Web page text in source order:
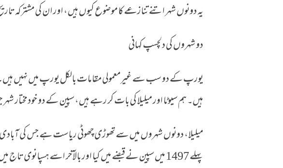
یہ دونوں شہر اتنے تنازعے کا موضوع کیوں ہیں، اور ان کی مشترکہ
دو شہروں کی دلچسپ کہانی
یورپ کے دو سب سے غیرمعمولی مقامات بالکل یورپ میں نہیں
ہیں۔ ہم سیوٹا اور میلیلا کی بات کر رہے ہیں، سپین کے دو خود مختار
پہلے 1497 میں سپین نے قبضے میں کیا اور بالآخر اسے ہسپانوی تاج میں شامل کر لیا گیا۔